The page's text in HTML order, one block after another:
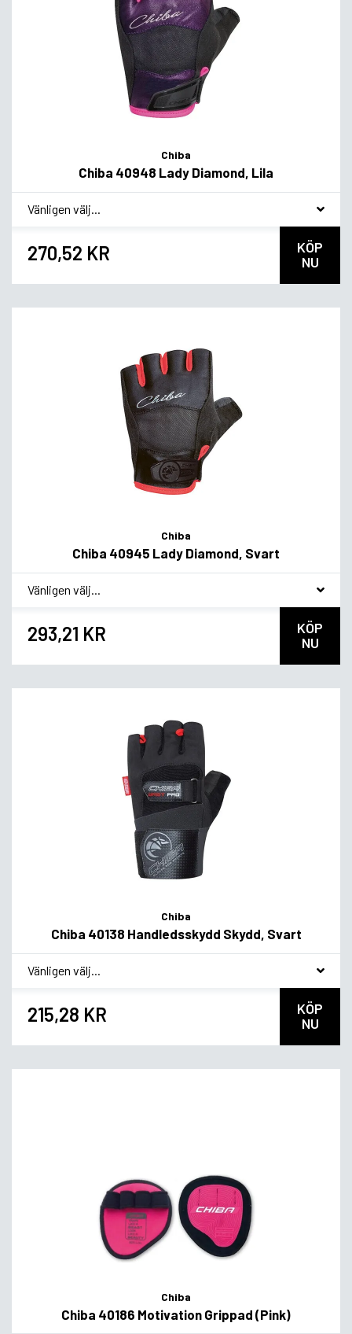
Chiba
Chiba 40948 Lady Diamond, Lila
* Smakvariant
270,52 KR
KÖP
NU
Chiba
Chiba 40945 Lady Diamond, Svart
* Smakvariant
293,21 KR
KÖP
NU
Chiba
Chiba 40138 Handledsskydd Skydd, Svart
* Smakvariant
215,28 KR
KÖP
NU
Chiba
Chiba 40186 Motivation Grippad (Pink)